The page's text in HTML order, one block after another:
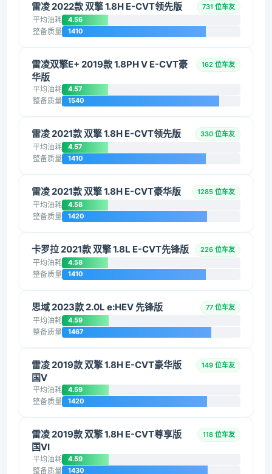
雷凌 2022款 双擎 1.8H E-CVT领先版 731 位车友
平均油耗 4.56
整备质量 1410
雷凌双擎E+ 2019款 1.8PH V E-CVT豪
华版
162 位车友
平均油耗 4.57
整备质量 1540
雷凌 2021款 双擎 1.8H E-CVT领先版 330 位车友
平均油耗 4.57
整备质量 1410
雷凌 2021款 双擎 1.8H E-CVT豪华版 1285 位车友
平均油耗 4.58
整备质量 1420
卡罗拉 2021款 双擎 1.8L E-CVT先锋版 226 位车友
平均油耗 4.58
整备质量 1410
思域 2023款 2.0L e:HEV 先锋版 77 位车友
平均油耗 4.59
整备质量 1467
雷凌 2019款 双擎 1.8H E-CVT豪华版
国V
149 位车友
平均油耗 4.59
整备质量 1420
雷凌 2019款 双擎 1.8H E-CVT尊享版
国VI
118 位车友
平均油耗 4.59
整备质量 1430